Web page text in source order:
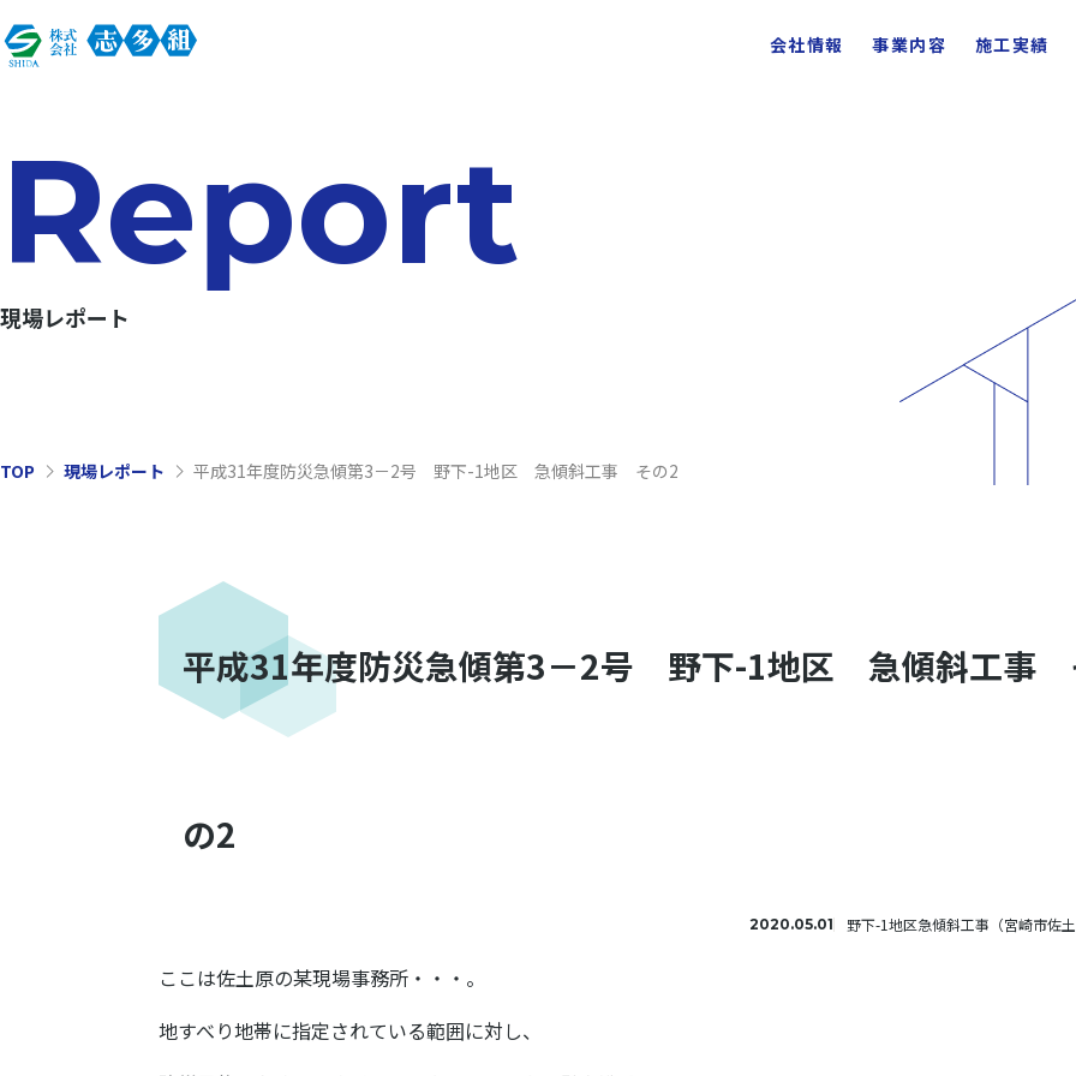
会社情報 事業内容 施工実績
Report
現場レポート
TOP 現場レポート 平成31年度防災急傾第3－2号 野下-1地区 急傾斜工事 その2
平成31年度防災急傾第3－2号 野下-1地区 急傾斜工事
の2
2020.05.01 野下-1地区急傾斜工事（宮崎市佐土
ここは佐土原の某現場事務所・・・。
地すべり地帯に指定されている範囲に対し、